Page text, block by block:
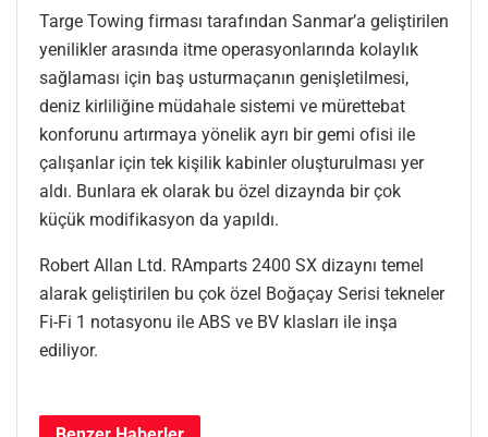
Targe Towing firması tarafından Sanmar’a geliştirilen
yenilikler arasında itme operasyonlarında kolaylık
sağlaması için baş usturmaçanın genişletilmesi,
deniz kirliliğine müdahale sistemi ve mürettebat
konforunu artırmaya yönelik ayrı bir gemi ofisi ile
çalışanlar için tek kişilik kabinler oluşturulması yer
aldı. Bunlara ek olarak bu özel dizaynda bir çok
küçük modifikasyon da yapıldı.
Robert Allan Ltd. RAmparts 2400 SX dizaynı temel
alarak geliştirilen bu çok özel Boğaçay Serisi tekneler
Fi-Fi 1 notasyonu ile ABS ve BV klasları ile inşa
ediliyor.